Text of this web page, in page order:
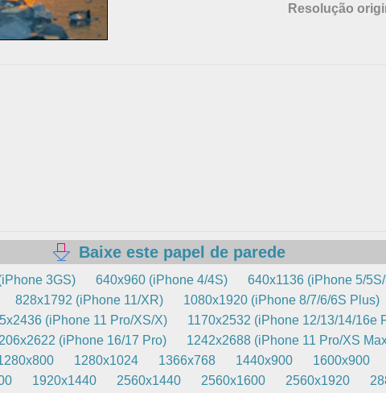
Resolução
Baixe este papel de parede
3GS) 640x960 (iPhone 4/4S)
640x1136 (iPhone 5/
828x1792 (iPhone 11/XR)
1080x1920 (iPhone 8/7/6/6S Plus)
(iPhone 11 Pro/XS/X)
1170x2532 (iPhone 12/13/14/16e
(iPhone 16/17 Pro)
1242x2688 (iPhone 11 Pro/XS
1280x1024 1366x768 1440x900 1600x900
1920x1440 2560x1440 2560x1600 2560x1920